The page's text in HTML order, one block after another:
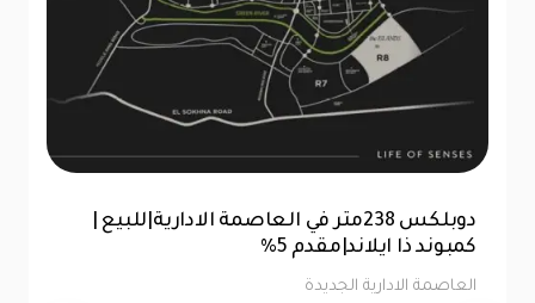
للبيع |شقة 99 متر|كمبوند ذا ايلاند العاصمة
الإدارية |تقسيط 10سنين
العاصمة الادارية الجديدة